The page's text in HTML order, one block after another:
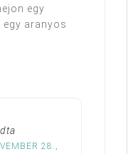
egy
aranyos
28.,